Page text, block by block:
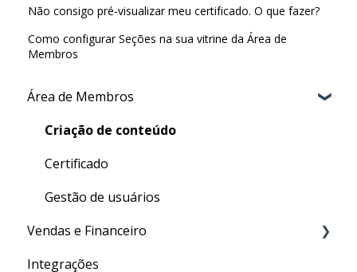
Não consigo pré-visualizar meu certificado. O que fazer?
Como configurar Seções na sua vitrine da Área de
Membros
Área de Membros
Criação de conteúdo
Certificado
Gestão de usuários
Vendas e Financeiro
Checkout
Integrações